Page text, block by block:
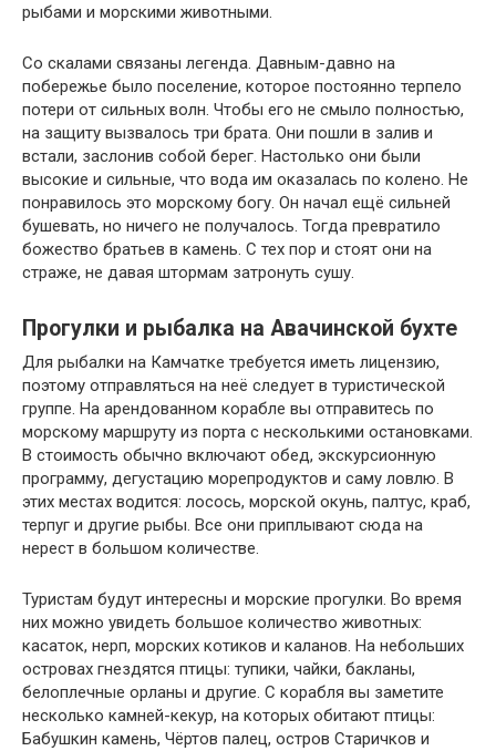
рыбами и морскими животными.
Со скалами связаны легенда. Давным-давно на
побережье было поселение, которое постоянно терпело
потери от сильных волн. Чтобы его не смыло полностью,
на защиту вызвалось три брата. Они пошли в залив и
встали, заслонив собой берег. Настолько они были
высокие и сильные, что вода им оказалась по колено. Не
понравилось это морскому богу. Он начал ещё сильней
бушевать, но ничего не получалось. Тогда превратило
божество братьев в камень. С тех пор и стоят они на
страже, не давая штормам затронуть сушу.
Прогулки и рыбалка на Авачинской бухте
Для рыбалки на Камчатке требуется иметь лицензию,
поэтому отправляться на неё следует в туристической
группе. На арендованном корабле вы отправитесь по
морскому маршруту из порта с несколькими остановками.
В стоимость обычно включают обед, экскурсионную
программу, дегустацию морепродуктов и саму ловлю. В
этих местах водится: лосось, морской окунь, палтус, краб,
терпуг и другие рыбы. Все они приплывают сюда на
нерест в большом количестве.
Туристам будут интересны и морские прогулки. Во время
них можно увидеть большое количество животных:
касаток, нерп, морских котиков и каланов. На небольших
островах гнездятся птицы: тупики, чайки, бакланы,
белоплечные орланы и другие. С корабля вы заметите
несколько камней-кекур, на которых обитают птицы:
Бабушкин камень, Чёртов палец, остров Старичков и